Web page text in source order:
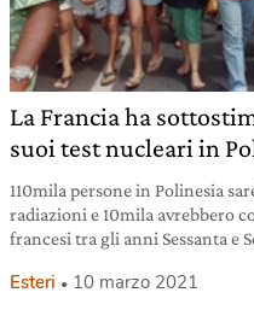
La Francia ha
suoi test nucleari in
110mila persone in Polinesia
radiazioni e 10mila avrebbero
francesi tra gli anni Sessanta e
Esteri 10 marzo 2021